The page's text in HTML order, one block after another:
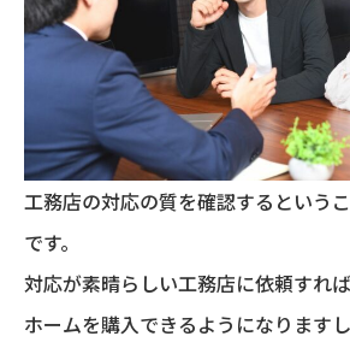
工務店の対応の質を確認するという
です。
対応が素晴らしい工務店に依頼すれ
ホームを購入できるようになります